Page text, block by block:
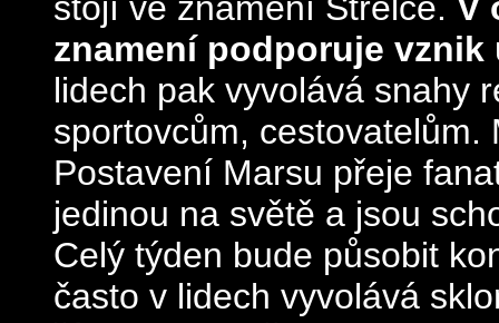
znamení podporuje
lidech pak vyvolává snahy
sportovcům,
Postavení Marsu přeje
jedinou na světě a jsou
Celý týden bude působit
často v lidech vyvolává